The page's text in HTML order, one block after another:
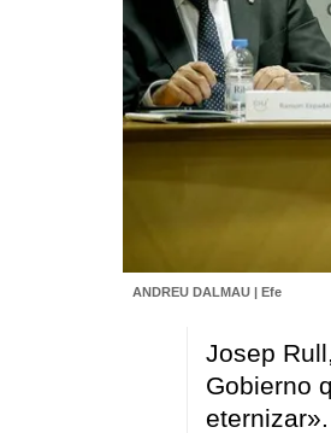
ANDREU DALMAU | Efe
Josep
Gobierno
eternizar».